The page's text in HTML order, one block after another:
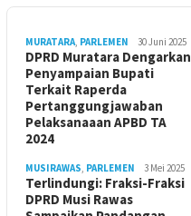
MURATARA, PARLEMEN 30 Juni 2025
DPRD Muratara Dengarkan
Penyampaian Bupati
Terkait Raperda
Pertanggungjawaban
Pelaksanaaan APBD TA
2024
MUSIRAWAS, PARLEMEN 3 Mei 2025
Terlindungi: Fraksi-Fraksi
DPRD Musi Rawas